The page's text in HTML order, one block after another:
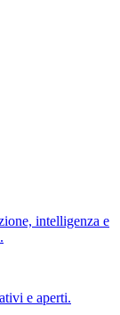
intelligenza e
e aperti.